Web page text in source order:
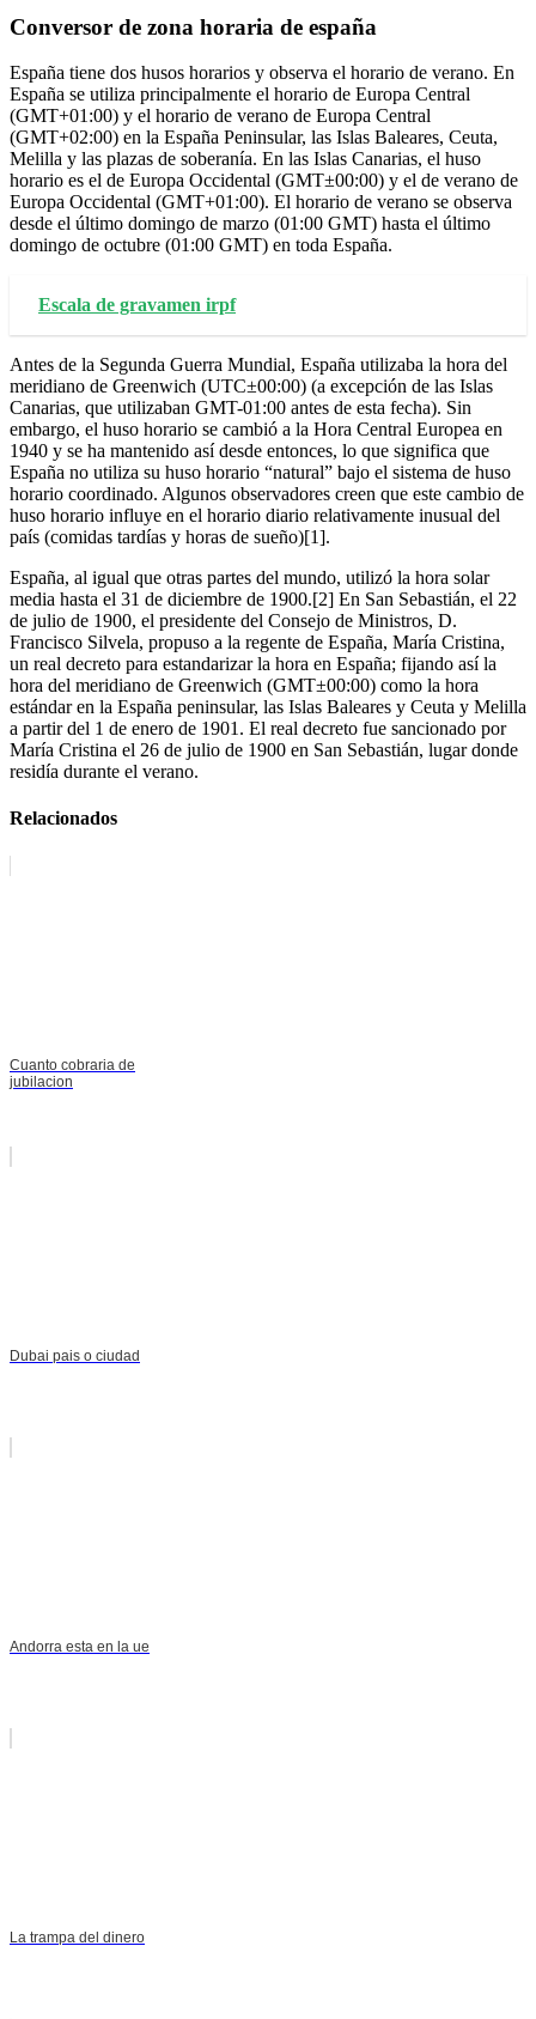
Conversor de zona horaria de españa
España tiene dos husos horarios y observa el horario de verano. En
España se utiliza principalmente el horario de Europa Central
(GMT+01:00) y el horario de verano de Europa Central
(GMT+02:00) en la España Peninsular, las Islas Baleares, Ceuta,
Melilla y las plazas de soberanía. En las Islas Canarias, el huso
horario es el de Europa Occidental (GMT±00:00) y el de verano de
Europa Occidental (GMT+01:00). El horario de verano se observa
desde el último domingo de marzo (01:00 GMT) hasta el último
domingo de octubre (01:00 GMT) en toda España.
Escala de gravamen irpf
Antes de la Segunda Guerra Mundial, España utilizaba la hora del
meridiano de Greenwich (UTC±00:00) (a excepción de las Islas
Canarias, que utilizaban GMT-01:00 antes de esta fecha). Sin
embargo, el huso horario se cambió a la Hora Central Europea en
1940 y se ha mantenido así desde entonces, lo que significa que
España no utiliza su huso horario “natural” bajo el sistema de huso
horario coordinado. Algunos observadores creen que este cambio de
huso horario influye en el horario diario relativamente inusual del
país (comidas tardías y horas de sueño)[1].
España, al igual que otras partes del mundo, utilizó la hora solar
media hasta el 31 de diciembre de 1900.[2] En San Sebastián, el 22
de julio de 1900, el presidente del Consejo de Ministros, D.
Francisco Silvela, propuso a la regente de España, María Cristina,
un real decreto para estandarizar la hora en España; fijando así la
hora del meridiano de Greenwich (GMT±00:00) como la hora
estándar en la España peninsular, las Islas Baleares y Ceuta y Melilla
a partir del 1 de enero de 1901. El real decreto fue sancionado por
María Cristina el 26 de julio de 1900 en San Sebastián, lugar donde
residía durante el verano.
Relacionados
Cuanto cobraria de
jubilacion
Dubai pais o ciudad
Andorra esta en la ue
La trampa del dinero